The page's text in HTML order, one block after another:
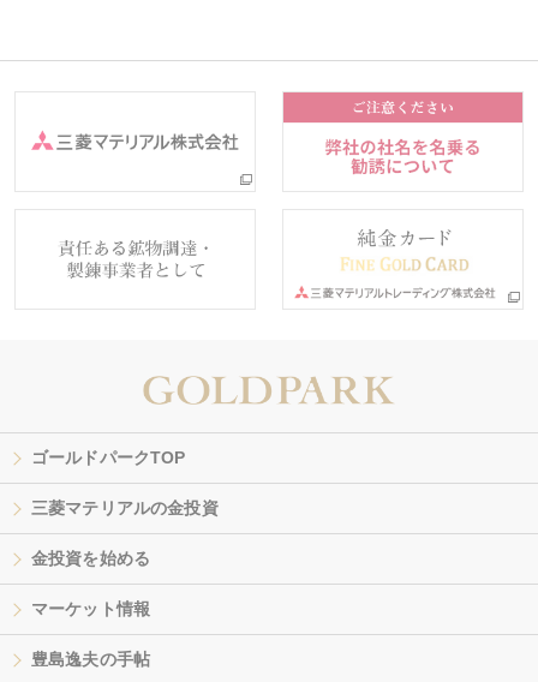
ゴールドパークTOP
三菱マテリアルの金投資
金投資を始める
マーケット情報
豊島逸夫の手帖